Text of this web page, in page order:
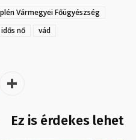
Vármegyei Főügyészség
idős nő vád
Ez is érdekes lehet